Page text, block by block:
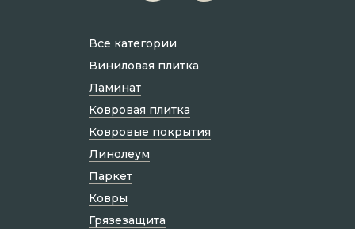
Все категории
Виниловая плитка
Ламинат
Ковровая плитка
Ковровые покрытия
Линолеум
Паркет
Ковры
Грязезащита